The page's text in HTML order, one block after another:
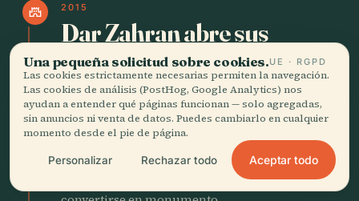
castle 2015
Dar Zahran abre sus
puertas
Zahran Jaghab convirtió la casa de su familia en
un museo vivo donde el bordado de la abuela
cuelga junto a los rifles del abuelo. Los visitantes
se sientan en el mismo diván donde se planeó la
revolución de 1936. La casa huele a cardamomo y
a papel viejo, un archivo doméstico que se niega a
Una pequeña solicitud sobre cookies.UE · RGPD
Las cookies estrictamente necesarias permiten la navegación.
Las cookies de análisis (PostHog, Google Analytics) nos
ayudan a entender qué páginas funcionan — solo agregadas,
sin anuncios ni venta de datos. Puedes cambiarlo en cualquier
momento desde el pie de página.
Personalizar Rechazar todo Aceptar todo